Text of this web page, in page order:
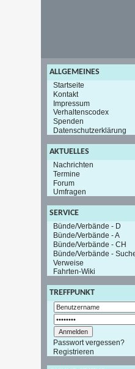
ALLGEMEINES
Startseite
Kontakt
Impressum
Verhaltenscodex
Spenden
Datenschutzerklärung
AKTUELLES
Nachrichten
Termine
Forum
Umfragen
SERVICE
Bünde/Verbände - D
Bünde/Verbände - A
Bünde/Verbände - CH
Bünde/Verbände -
Verweise
Fahrten-Wiki
TREFFPUNKT
Passwort vergessen?
Registrieren